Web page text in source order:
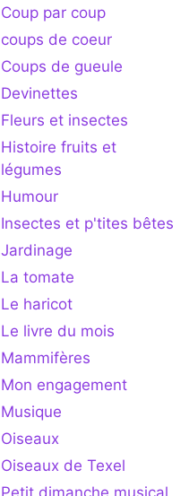
Coup par coup
coups de coeur
Coups de gueule
Devinettes
Fleurs et insectes
Histoire fruits et
légumes
Humour
Insectes et p'tites bêtes
Jardinage
La tomate
Le haricot
Le livre du mois
Mammifères
Mon engagement
Musique
Oiseaux
Oiseaux de Texel
Petit dimanche musical